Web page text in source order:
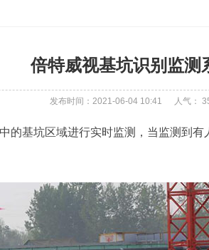
倍特威视基坑识别监测
发布时间：2021-06-04 10:41 人气：
的基坑区域进行实时监测，当监测到